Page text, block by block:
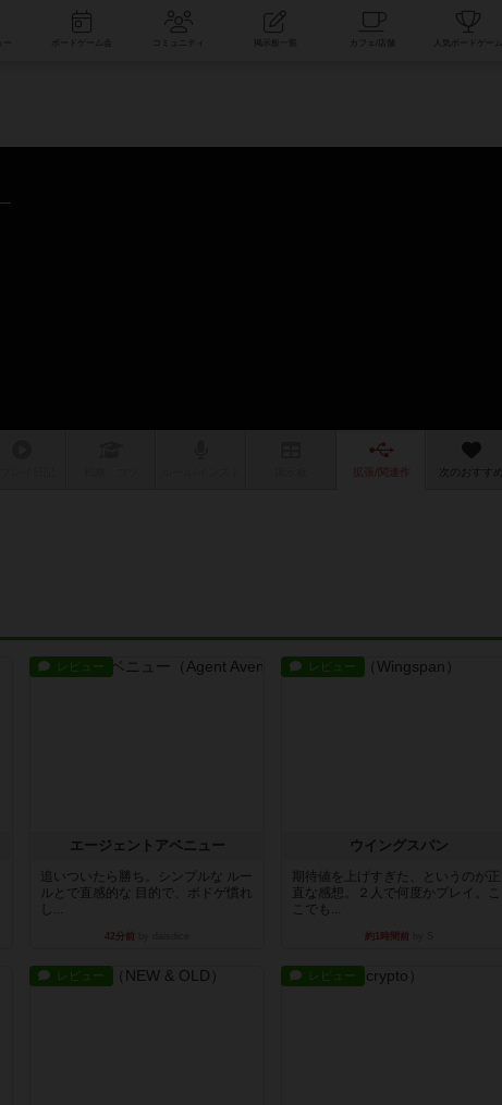
コミュニティ
作 次のおすすめ
レビュー
エージェントアベニュー
追いついたら勝ち。シンプルな ルー
ルとで直感的な 目的で、ボドゲ慣れ
し...
42分前
レビュー
ウイングスパン
期待値を上げすぎた、というのが正
直な感想。２人で何度かプレイ。こ
こでも...
約1時間前
レビュー レビュー